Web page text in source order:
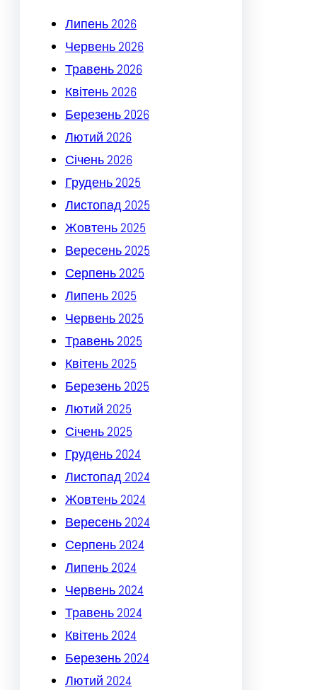
Липень 2026
Червень 2026
Травень 2026
Квітень 2026
Березень 2026
Лютий 2026
Січень 2026
Грудень 2025
Листопад 2025
Жовтень 2025
Вересень 2025
Серпень 2025
Липень 2025
Червень 2025
Травень 2025
Квітень 2025
Березень 2025
Лютий 2025
Січень 2025
Грудень 2024
Листопад 2024
Жовтень 2024
Вересень 2024
Серпень 2024
Липень 2024
Червень 2024
Травень 2024
Квітень 2024
Березень 2024
Лютий 2024